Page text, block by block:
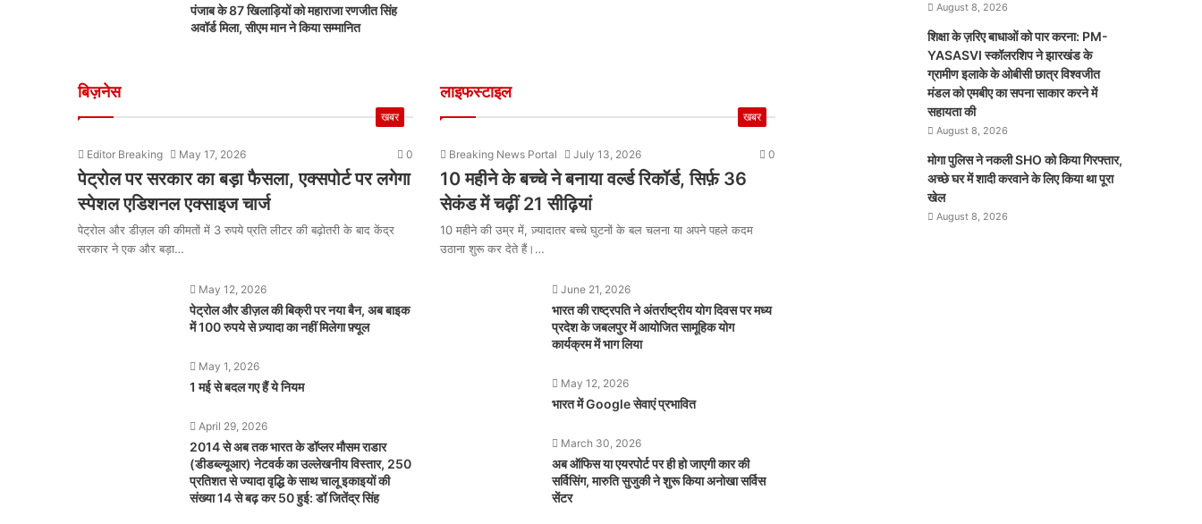
पंजाब के 87 खिलाड़ियों को महाराजा रणजीत सिंह
अवॉर्ड मिला, सीएम मान ने किया सम्मानित
बिज़नेस
खबर
Editor Breaking May 17, 2026 0
पेट्रोल पर सरकार का बड़ा फैसला, एक्सपोर्ट पर लगेगा
स्पेशल एडिशनल एक्साइज चार्ज
पेट्रोल और डीज़ल की कीमतों में 3 रुपये प्रति लीटर की बढ़ोतरी के बाद केंद्र
सरकार ने एक और बड़ा…
May 12, 2026
पेट्रोल और डीज़ल की बिक्री पर नया बैन, अब बाइक
में 100 रुपये से ज़्यादा का नहीं मिलेगा फ़्यूल
May 1, 2026
1 मई से बदल गए हैं ये नियम
April 29, 2026
2014 से अब तक भारत के डॉप्लर मौसम राडार
(डीडब्ल्यूआर) नेटवर्क का उल्लेखनीय विस्तार, 250
प्रतिशत से ज्यादा वृद्धि के साथ चालू इकाइयों की
संख्या 14 से बढ़ कर 50 हुई: डॉ जितेंद्र सिंह
लाइफस्टाइल
खबर
Breaking News Portal July 13, 2026 0
10 महीने के बच्चे ने बनाया वर्ल्ड रिकॉर्ड, सिर्फ़ 36
सेकंड में चढ़ीं 21 सीढ़ियां
10 महीने की उम्र में, ज़्यादातर बच्चे घुटनों के बल चलना या अपने पहले कदम
उठाना शुरू कर देते हैं।…
June 21, 2026
भारत की राष्ट्रपति ने अंतर्राष्ट्रीय योग दिवस पर मध्य
प्रदेश के जबलपुर में आयोजित सामूहिक योग
कार्यक्रम में भाग लिया
May 12, 2026
भारत में Google सेवाएं प्रभावित
March 30, 2026
अब ऑफिस या एयरपोर्ट पर ही हो जाएगी कार की
सर्विसिंग, मारुति सुजुकी ने शुरू किया अनोखा सर्विस
सेंटर
August 8, 2026
शिक्षा के ज़रिए बाधाओं को पार करना: PM-
YASASVI स्कॉलरशिप ने झारखंड के
ग्रामीण इलाके के ओबीसी छात्र विश्वजीत
मंडल को एमबीए का सपना साकार करने में
सहायता की
August 8, 2026
मोगा पुलिस ने नकली SHO को किया गिरफ्तार,
अच्छे घर में शादी करवाने के लिए किया था पूरा
खेल
August 8, 2026